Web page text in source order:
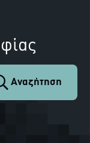
Αναζήτηση